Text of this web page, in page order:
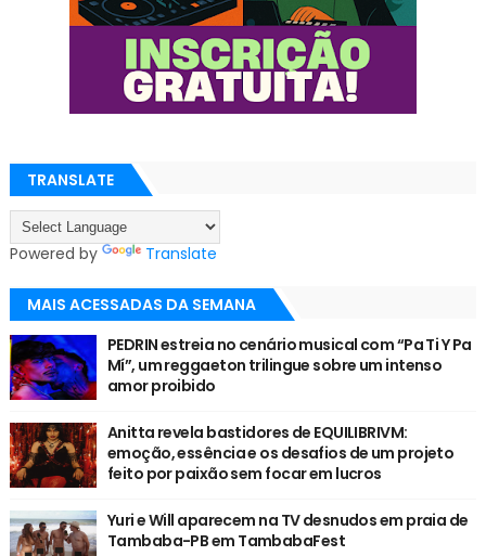
TRANSLATE
Powered by Translate
MAIS ACESSADAS DA SEMANA
PEDRIN estreia no cenário musical com “Pa Ti Y Pa
Mí”, um reggaeton trilingue sobre um intenso
amor proibido
Anitta revela bastidores de EQUILIBRIVM:
emoção, essência e os desafios de um projeto
feito por paixão sem focar em lucros
Yuri e Will aparecem na TV desnudos em praia de
Tambaba-PB em TambabaFest